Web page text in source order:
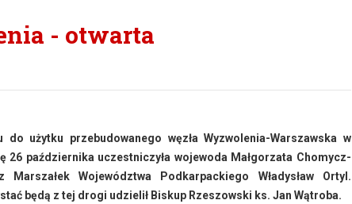
- otwarta
użytku przebudowanego węzła Wyzwolenia-Warszawska w
26 października uczestniczyła wojewoda Małgorzata Chomycz-
Województwa Podkarpackiego Władysław Ortyl.
będą z tej drogi udzielił Biskup Rzeszowski ks. Jan Wątroba.